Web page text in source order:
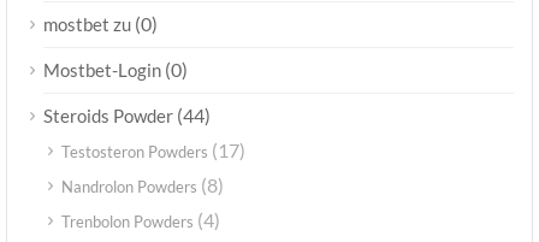
mostbet zu (0)
Mostbet-Login (0)
Steroids Powder (44)
Testosteron Powders (17)
Nandrolon Powders (8)
Trenbolon Powders (4)